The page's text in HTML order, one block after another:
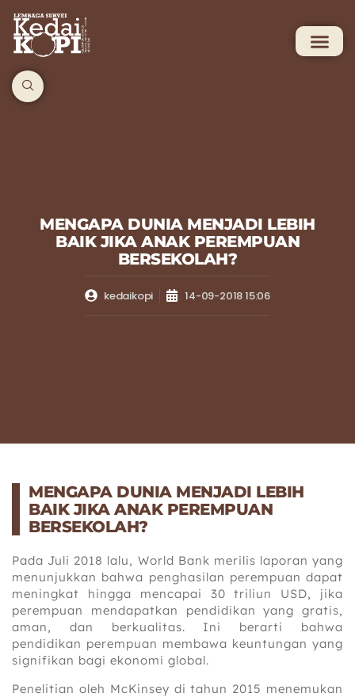
MENGAPA DUNIA MENJADI LEBIH
BAIK JIKA ANAK PEREMPUAN
BERSEKOLAH?
kedaikopi 14-09-2018 15:06
MENGAPA DUNIA MENJADI LEBIH
BAIK JIKA ANAK PEREMPUAN
BERSEKOLAH?
Pada Juli 2018 lalu, World Bank merilis laporan yang
menunjukkan bahwa penghasilan perempuan dapat
meningkat hingga mencapai 30 triliun USD, jika
perempuan mendapatkan pendidikan yang gratis,
aman, dan berkualitas. Ini berarti bahwa
pendidikan perempuan membawa keuntungan yang
signifikan bagi ekonomi global.
Penelitian oleh McKinsey di tahun 2015 menemukan